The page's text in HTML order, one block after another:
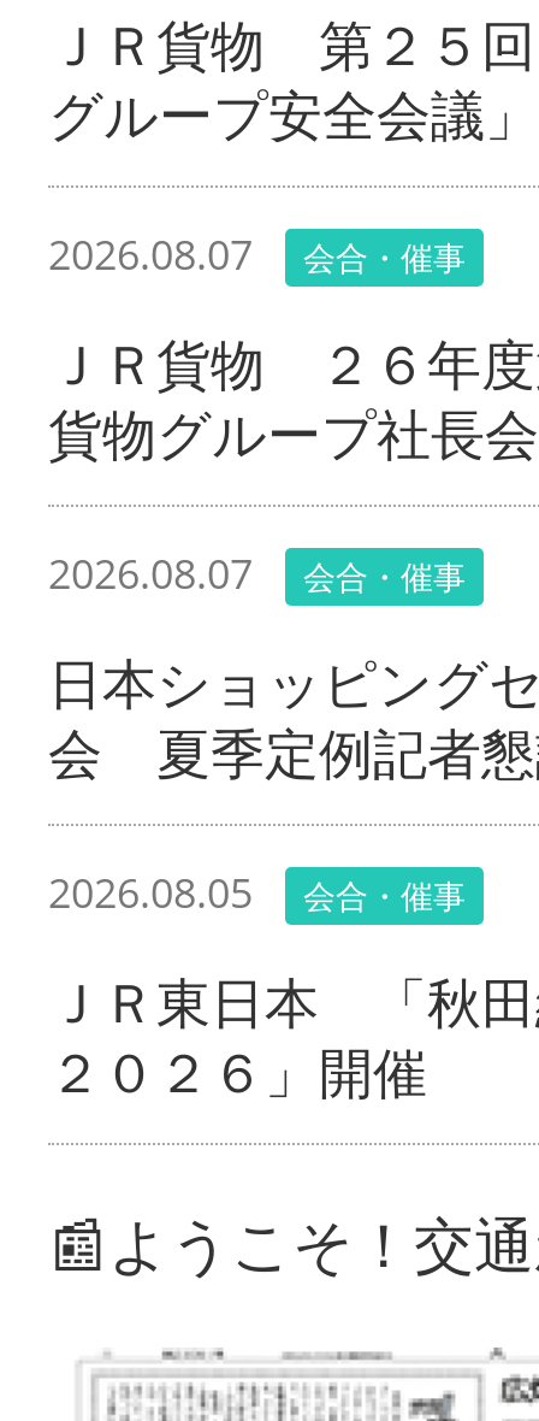
ＪＲ貨物 第２５
グループ安全会議
2026.08.07 会合・催事
ＪＲ貨物 ２６年
貨物グループ社長
2026.08.07 会合・催事
日本ショッピング
会 夏季定例記者
2026.08.05 会合・催事
ＪＲ東日本 「秋
２０２６」開催
📰ようこそ！交